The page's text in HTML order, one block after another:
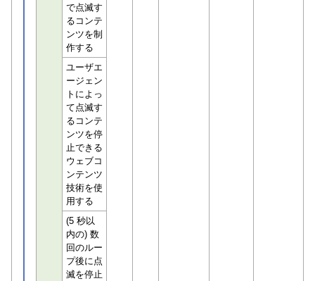
で点滅す
るコンテ
ンツを制
作する
ユーザエ
ージェン
トによっ
て点滅す
るコンテ
ンツを停
止できる
ウェブコ
ンテンツ
技術を使
用する
(5 秒以
内の) 数
回のルー
プ後に点
滅を停止